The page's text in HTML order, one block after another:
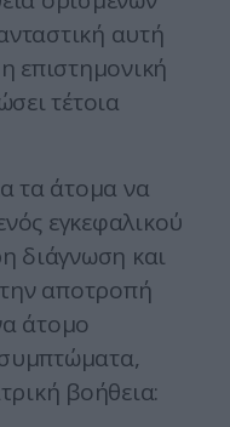
αυτή
επιστημονική
τέτοια
τα άτομα να
εγκεφαλικού
διάγνωση και
την αποτροπή
άτομο
βοήθεια: